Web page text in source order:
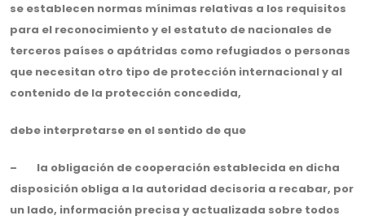
se establecen normas mínimas relativas a los requisitos
para el reconocimiento y el estatuto de nacionales de
terceros países o apátridas como refugiados o personas
que necesitan otro tipo de protección internacional y al
contenido de la protección concedida,
debe interpretarse en el sentido de que
– la obligación de cooperación establecida en dicha
disposición obliga a la autoridad decisoria a recabar, por
un lado, información precisa y actualizada sobre todos